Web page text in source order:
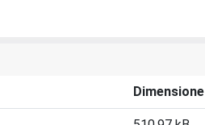
Dimensione